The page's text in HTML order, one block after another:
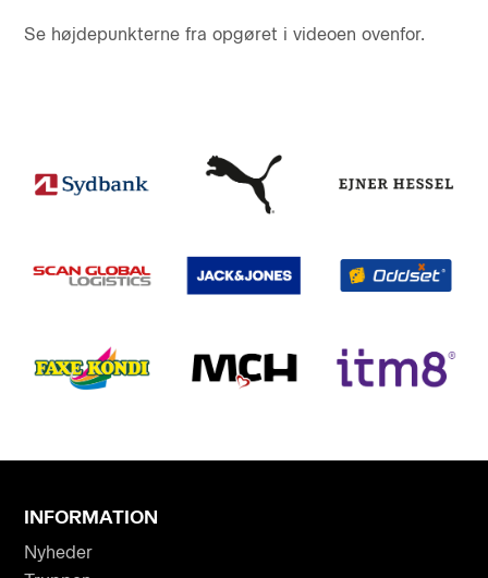
Se højdepunkterne fra opgøret i videoen ovenfor.
INFORMATION
Nyheder